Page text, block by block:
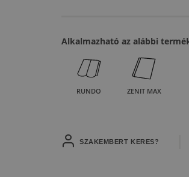
Alkalmazható az alábbi
RUNDO ZENIT MAX
SZAKEMBERT KERES?